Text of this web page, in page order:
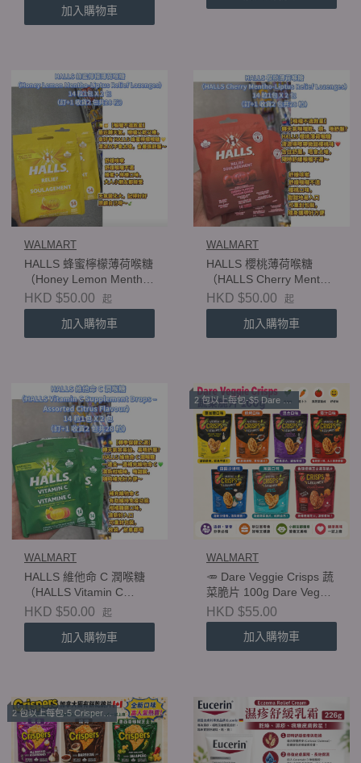
（孖裝每包$74）>
加入購物車
WALMART
HALLS 蜂蜜檸檬薄荷喉糖
（Honey Lemon Mentho-
Liptus Relief Lozenges）
14 粒／包 × 2 包
HKD $50.00 起
加入購物車
WALMART
HALLS 櫻桃薄荷喉糖
（HALLS Cherry Mentho-
Liptus Relief Lozenges）
14 粒／包 × 2 包
HKD $50.00 起
加入購物車
WALMART
HALLS 維他命 C 潤喉糖
（HALLS Vitamin C
Supplement Drops –
Assorted Citrus
Flavour）
HKD $50.00 起
加入購物車
2 包以上每包-$5 Dare Veggie Crisps 蔬菜脆片
WALMART
🥕 Dare Veggie Crisps 蔬
菜脆片 100g Dare Veggie
Crisps 100g
HKD $55.00
加入購物車
2 包以上每包-5 Crispers 獨有餅乾零食